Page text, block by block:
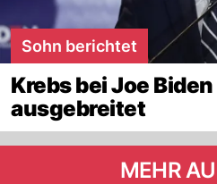
Sohn berichtet
Krebs bei Joe
ausgebreitet
MEHR